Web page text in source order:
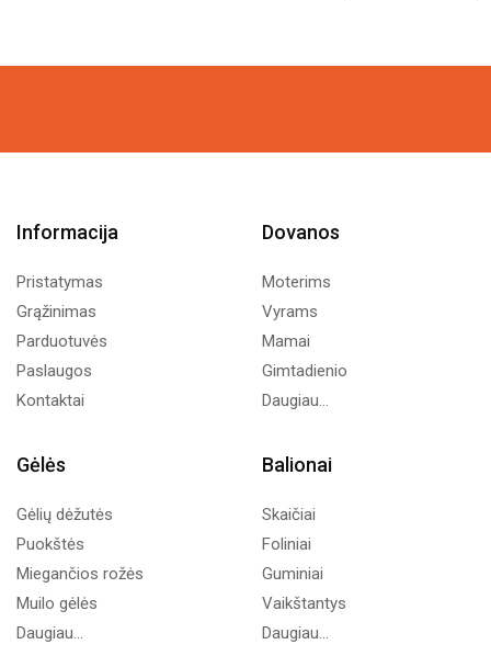
Informacija
Pristatymas
Grąžinimas
Parduotuvės
Paslaugos
Kontaktai
Dovanos
Moterims
Vyrams
Mamai
Gimtadienio
Daugiau...
Gėlės
Gėlių dėžutės
Puokštės
Miegančios rožės
Muilo gėlės
Daugiau...
Balionai
Skaičiai
Foliniai
Guminiai
Vaikštantys
Daugiau...